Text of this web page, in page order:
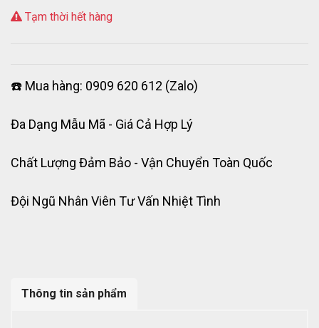
Tạm thời hết hàng
☎️ Mua hàng: 0909 620 612 (Zalo)
Đa Dạng Mẫu Mã - Giá Cả Hợp Lý
Chất Lượng Đảm Bảo - Vận Chuyển Toàn Quốc
Đội Ngũ Nhân Viên Tư Vấn Nhiệt Tình
Thông tin sản phẩm